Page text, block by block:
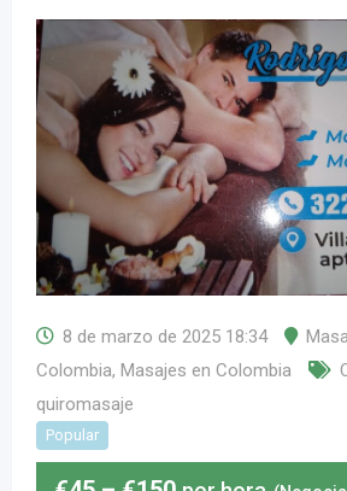
8 de marzo de 2025 18:34
Colombia, Masajes en Colombia
quiromasaje
Popular